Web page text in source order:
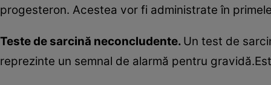
progesteron. Acestea vor fi administrate în
Teste de sarcină neconcludente. Un test de
reprezinte un semnal de alarmă pentru